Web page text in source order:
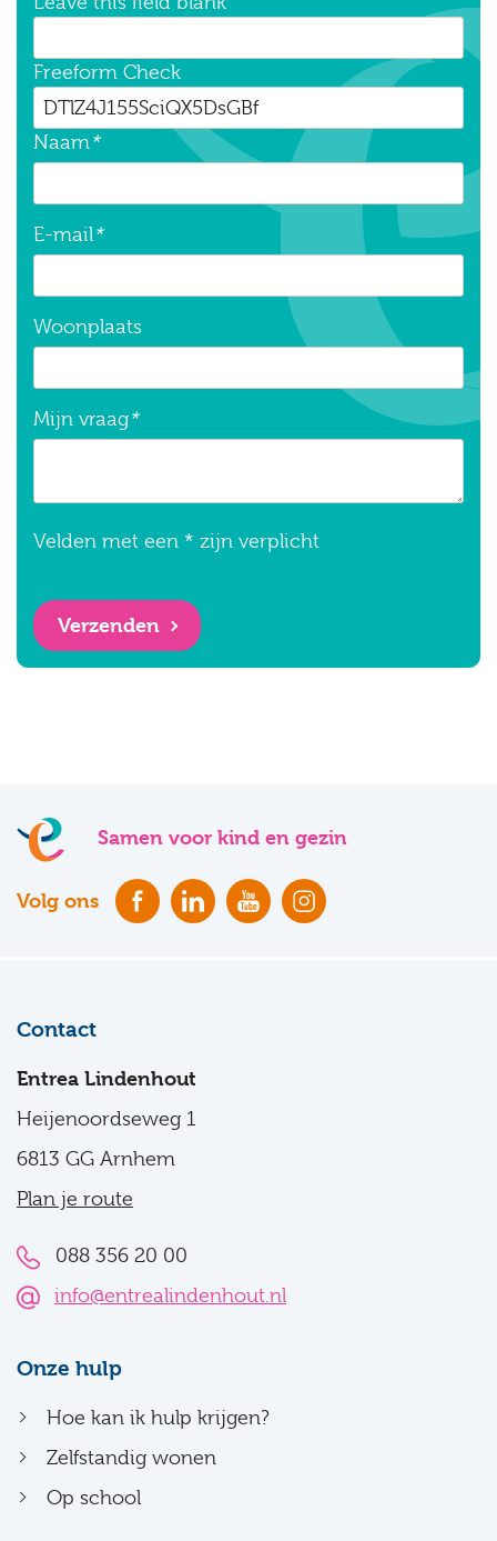
Freeform Check
Naam*
E-mail*
Woonplaats
Mijn vraag*
Velden met een * zijn verplicht
Verzenden
Samen voor kind en gezin
Volg ons
Contact
Entrea Lindenhout
Heijenoordseweg 1
6813 GG Arnhem
Plan je route
088 356 20 00
info@entrealindenhout.nl
Onze hulp
Hoe kan ik hulp krijgen?
Zelfstandig wonen
Op school